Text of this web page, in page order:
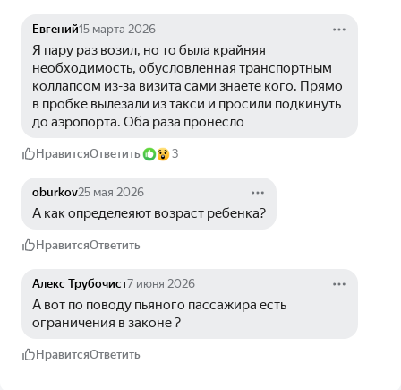
Евгений15 марта 2026
Я пару раз возил, но то была крайняя
необходимость, обусловленная транспортным
коллапсом из-за визита сами знаете кого. Прямо
в пробке вылезали из такси и просили подкинуть
до аэропорта. Оба раза пронесло
НравитсяОтветить 3
oburkov25 мая 2026
А как определеяют возраст ребенка?
НравитсяОтветить
Алекс Трубочист7 июня 2026
А вот по поводу пьяного пассажира есть
ограничения в законе ?
НравитсяОтветить